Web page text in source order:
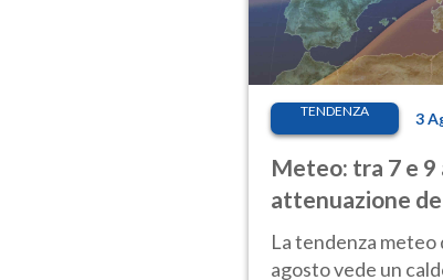
TENDENZA 3
Meteo: tra 7 e
attenuazione
Nord rischio
La tendenza meteo
agosto vede un